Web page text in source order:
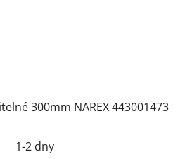
300mm NAREX 443001473
1-2 dny